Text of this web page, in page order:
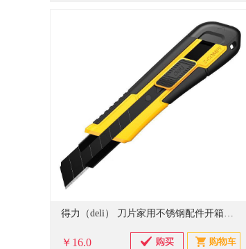
得力（deli） 刀片家用不锈钢配件开箱拆快递神器SK4塑柄18mm
￥16.0